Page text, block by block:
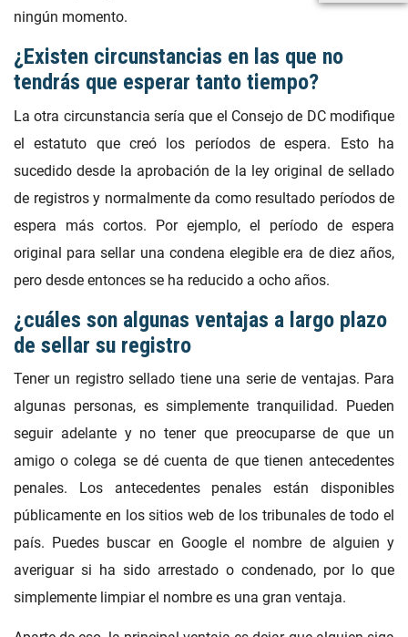
ningún momento.
¿Existen circunstancias en las que no
tendrás que esperar tanto tiempo?
La otra circunstancia sería que el Consejo de DC modifique
el estatuto que creó los períodos de espera. Esto ha
sucedido desde la aprobación de la ley original de sellado
de registros y normalmente da como resultado períodos de
espera más cortos. Por ejemplo, el período de espera
original para sellar una condena elegible era de diez años,
pero desde entonces se ha reducido a ocho años.
¿cuáles son algunas ventajas a largo plazo
de sellar su registro
Tener un registro sellado tiene una serie de ventajas. Para
algunas personas, es simplemente tranquilidad. Pueden
seguir adelante y no tener que preocuparse de que un
amigo o colega se dé cuenta de que tienen antecedentes
penales. Los antecedentes penales están disponibles
públicamente en los sitios web de los tribunales de todo el
país. Puedes buscar en Google el nombre de alguien y
averiguar si ha sido arrestado o condenado, por lo que
simplemente limpiar el nombre es una gran ventaja.